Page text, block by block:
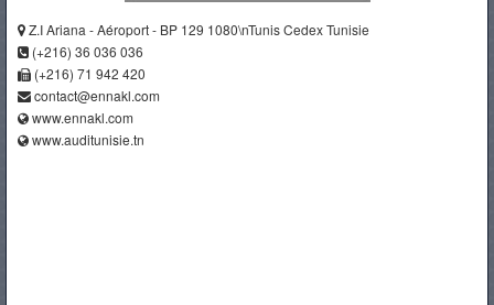
Z.I Ariana - Aéroport - BP 129 1080\nTunis Cedex Tunisie
(+216) 36 036 036
(+216) 71 942 420
contact@ennakl.com
www.ennakl.com
www.auditunisie.tn